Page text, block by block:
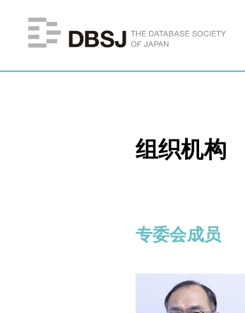
组织机构
专委会成员